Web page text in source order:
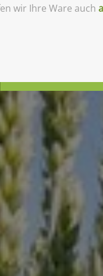
wir Ihre Ware auch